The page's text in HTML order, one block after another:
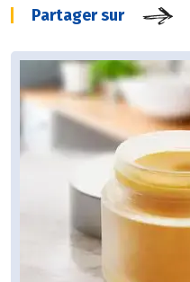
Partager sur